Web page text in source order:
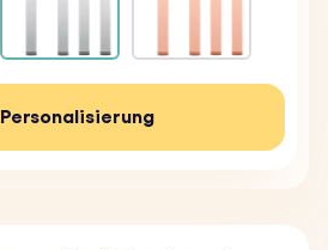
Personalisierung